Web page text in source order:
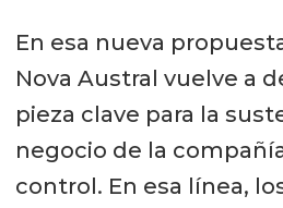
En esa nueva
Nova Austral vuelve a
pieza clave para la
negocio de la
control. En esa línea,